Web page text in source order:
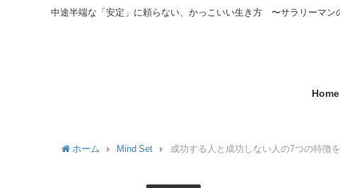
中途半端な「安定」に頼らない、かっこいい生き方 〜サラリーマン
Home
ホーム Mind Set 成功する人と成功しない人の7つの特徴